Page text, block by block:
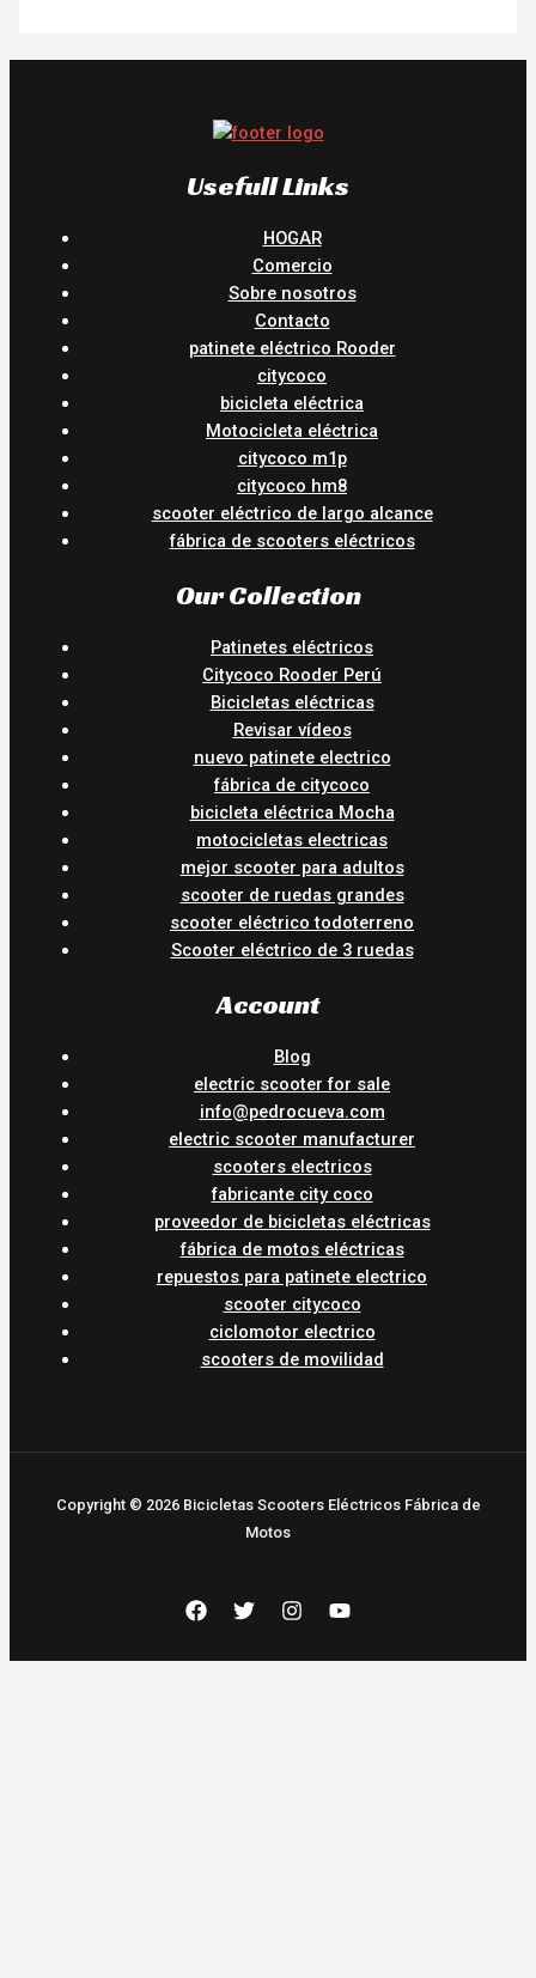
Usefull Links
HOGAR
Comercio
Sobre nosotros
Contacto
patinete eléctrico Rooder
citycoco
bicicleta eléctrica
Motocicleta eléctrica
citycoco m1p
citycoco hm8
scooter eléctrico de largo alcance
fábrica de scooters eléctricos
Our Collection
Patinetes eléctricos
Citycoco Rooder Perú
Bicicletas eléctricas
Revisar vídeos
nuevo patinete electrico
fábrica de citycoco
bicicleta eléctrica Mocha
motocicletas electricas
mejor scooter para adultos
scooter de ruedas grandes
scooter eléctrico todoterreno
Scooter eléctrico de 3 ruedas
Account
Blog
electric scooter for sale
info@pedrocueva.com
electric scooter manufacturer
scooters electricos
fabricante city coco
proveedor de bicicletas eléctricas
fábrica de motos eléctricas
repuestos para patinete electrico
scooter citycoco
ciclomotor electrico
scooters de movilidad
Copyright © 2026 Bicicletas Scooters Eléctricos Fábrica de
Motos